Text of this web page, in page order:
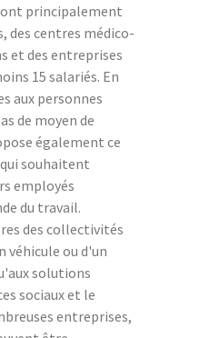
principalement
des centres médico-
et des entreprises
15 salariés. En
aux personnes
de moyen de
également ce
souhaitent
employés
du travail.
des collectivités
véhicule ou d'un
solutions
sociaux et le
entreprises,